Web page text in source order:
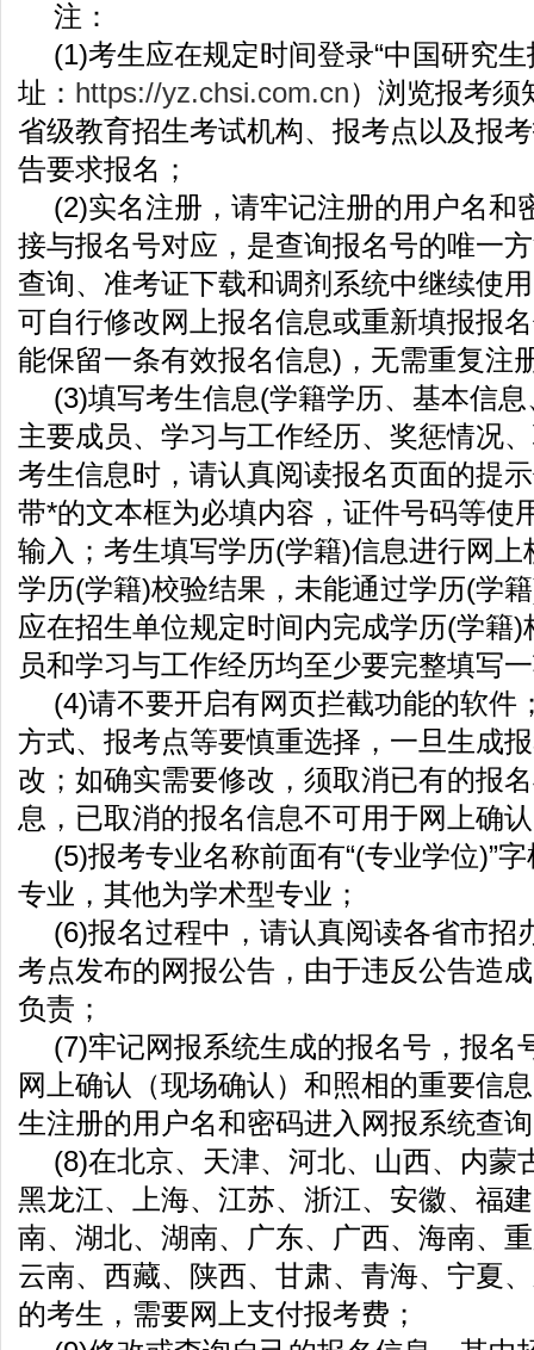
注：
(1)考生应在规定时间登录“中国研究
址： https://yz.chsi.com.cn）浏览报考须
省级教育招生考试机构、报考点以及报
告要求报名；
(2)实名注册，请牢记注册的用户名和
接与报名号对应，是查询报名号的唯一
查询、准考证下载和调剂系统中继续使
可自行修改网上报名信息或重新填报报
能保留一条有效报名信息)，无需重复注
(3)填写考生信息(学籍学历、基本信
主要成员、学习与工作经历、奖惩情况
考生信息时，请认真阅读报名页面的提
带*的文本框为必填内容，证件号码等使
输入；考生填写学历(学籍)信息进行网上
学历(学籍)校验结果，未能通过学历(学
应在招生单位规定时间内完成学历(学籍
员和学习与工作经历均至少要完整填写
(4)请不要开启有网页拦截功能的软件
方式、报考点等要慎重选择，一旦生成
改；如确实需要修改，须取消已有的报
息，已取消的报名信息不可用于网上确
(5)报考专业名称前面有“(专业学位)”
专业，其他为学术型专业；
(6)报名过程中，请认真阅读各省市招
考点发布的网报公告，由于违反公告造
负责；
(7)牢记网报系统生成的报名号，报名
网上确认（现场确认）和照相的重要信
生注册的用户名和密码进入网报系统查
(8)在北京、天津、河北、山西、内蒙
黑龙江、上海、江苏、浙江、安徽、福
南、湖北、湖南、广东、广西、海南、
云南、西藏、陕西、甘肃、青海、宁夏
的考生，需要网上支付报考费；